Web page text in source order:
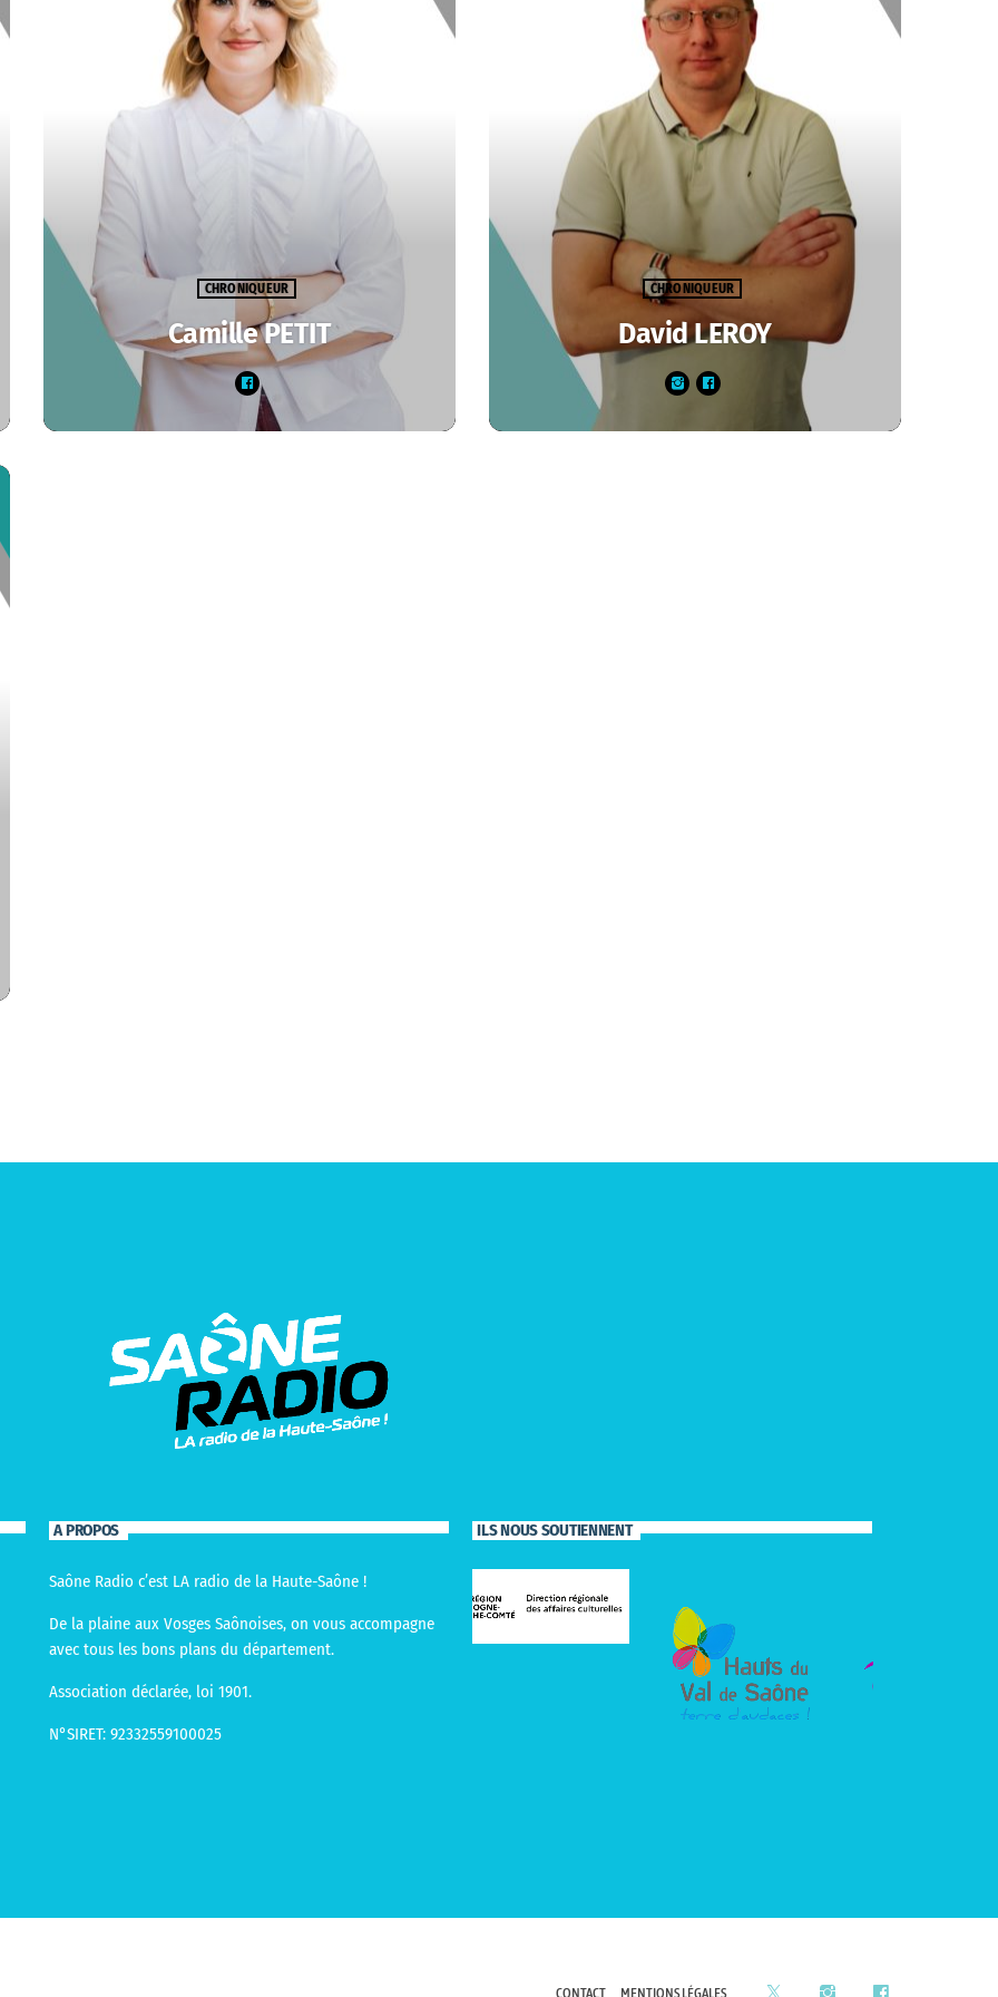
CHRONIQUEUR
Camille PETIT
Découvrez ce que les astres vous réservent en
CHRONIQUEUR
David LEROY
C'est LE spécialiste du sport de l'équipe !
A PROPOS
Saône Radio c’est LA radio de la Haute-Saône !
De la plaine aux Vosges Saônoises, on vous accompagne
avec tous les bons plans du département.
Association déclarée, loi 1901.
N°SIRET: 92332559100025
ILS NOUS SOUTIENNENT
CONTACT MENTIONS LÉGALES